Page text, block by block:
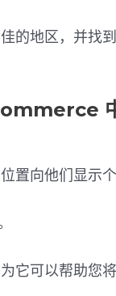
的地区，并找
置向他们显示个
它可以帮助您